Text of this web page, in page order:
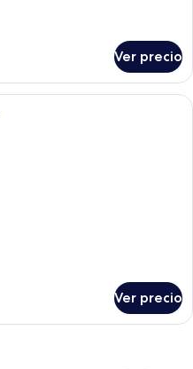
Ver precio
Una habitación de hotel con una
Ver precio